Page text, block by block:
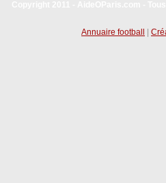
Annuaire football